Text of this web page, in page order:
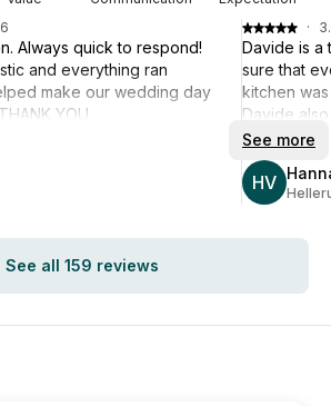
Always quick to respond!
and everything ran
make our wedding day
YOU.
HV
·
Davide is a
sure that
kitchen
Davide
See more
See all 159 reviews